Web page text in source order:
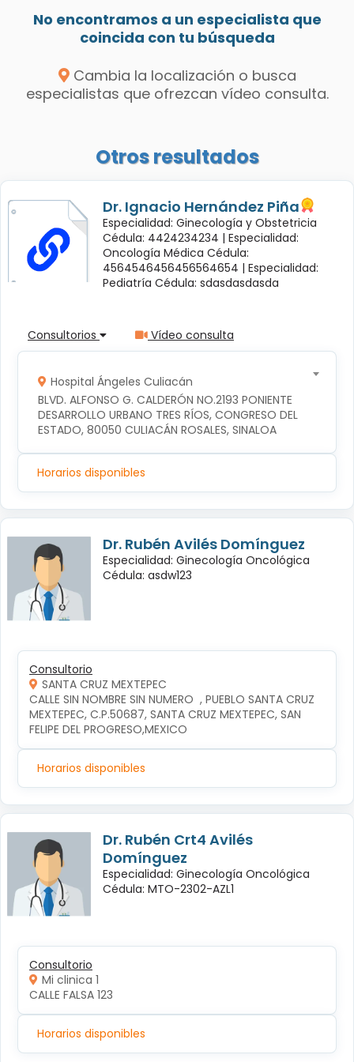
No encontramos a un especialista que
coincida con tu búsqueda
Cambia la localización o busca
especialistas que ofrezcan vídeo consulta.
Otros resultados
Dr. Ignacio Hernández Piña
Especialidad: Ginecología y Obstetricia
Cédula: 4424234234 | Especialidad:
Oncología Médica Cédula:
4564546456456564654 | Especialidad:
Pediatría Cédula: sdasdasdasda
Consultorios Vídeo consulta
Hospital Ángeles Culiacán
BLVD. ALFONSO G. CALDERÓN NO.2193 PONIENTE
DESARROLLO URBANO TRES RÍOS, CONGRESO DEL
ESTADO, 80050 CULIACÁN ROSALES, SINALOA
Horarios disponibles
Dr. Rubén Avilés Domínguez
Especialidad: Ginecología Oncológica
Cédula: asdw123
Consultorio
SANTA CRUZ MEXTEPEC
CALLE SIN NOMBRE SIN NUMERO  , PUEBLO SANTA CRUZ
MEXTEPEC, C.P.50687, SANTA CRUZ MEXTEPEC, SAN
FELIPE DEL PROGRESO,MEXICO
Horarios disponibles
Dr. Rubén Crt4 Avilés
Domínguez
Especialidad: Ginecología Oncológica
Cédula: MTO-2302-AZL1
Consultorio
Mi clinica 1
CALLE FALSA 123
Horarios disponibles